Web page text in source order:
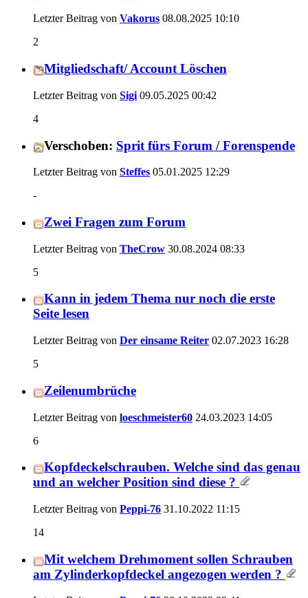
Letzter Beitrag von Vakorus 08.08.2025 10:10
2
Mitgliedschaft/ Account Löschen
Letzter Beitrag von Sigi 09.05.2025 00:42
4
Verschoben: Sprit fürs Forum / Forenspende
Letzter Beitrag von Steffes 05.01.2025 12:29
-
Zwei Fragen zum Forum
Letzter Beitrag von TheCrow 30.08.2024 08:33
5
Kann in jedem Thema nur noch die erste
Seite lesen
Letzter Beitrag von Der einsame Reiter 02.07.2023 16:28
5
Zeilenumbrüche
Letzter Beitrag von loeschmeister60 24.03.2023 14:05
6
Kopfdeckelschrauben. Welche sind das genau
und an welcher Position sind diese ?
Letzter Beitrag von Peppi-76 31.10.2022 11:15
14
Mit welchem Drehmoment sollen Schrauben
am Zylinderkopfdeckel angezogen werden ?